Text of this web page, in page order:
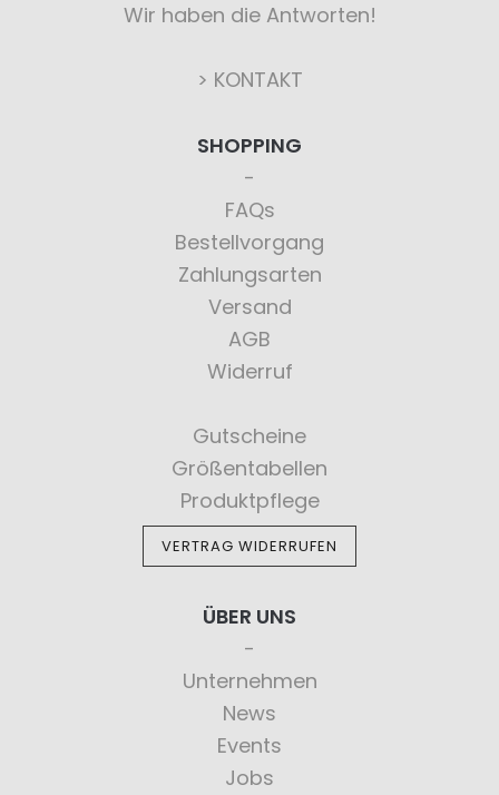
Wir haben die Antworten!
> KONTAKT
SHOPPING
FAQs
Bestellvorgang
Zahlungsarten
Versand
AGB
Widerruf
Gutscheine
Größentabellen
Produktpflege
VERTRAG WIDERRUFEN
ÜBER UNS
Unternehmen
News
Events
Jobs